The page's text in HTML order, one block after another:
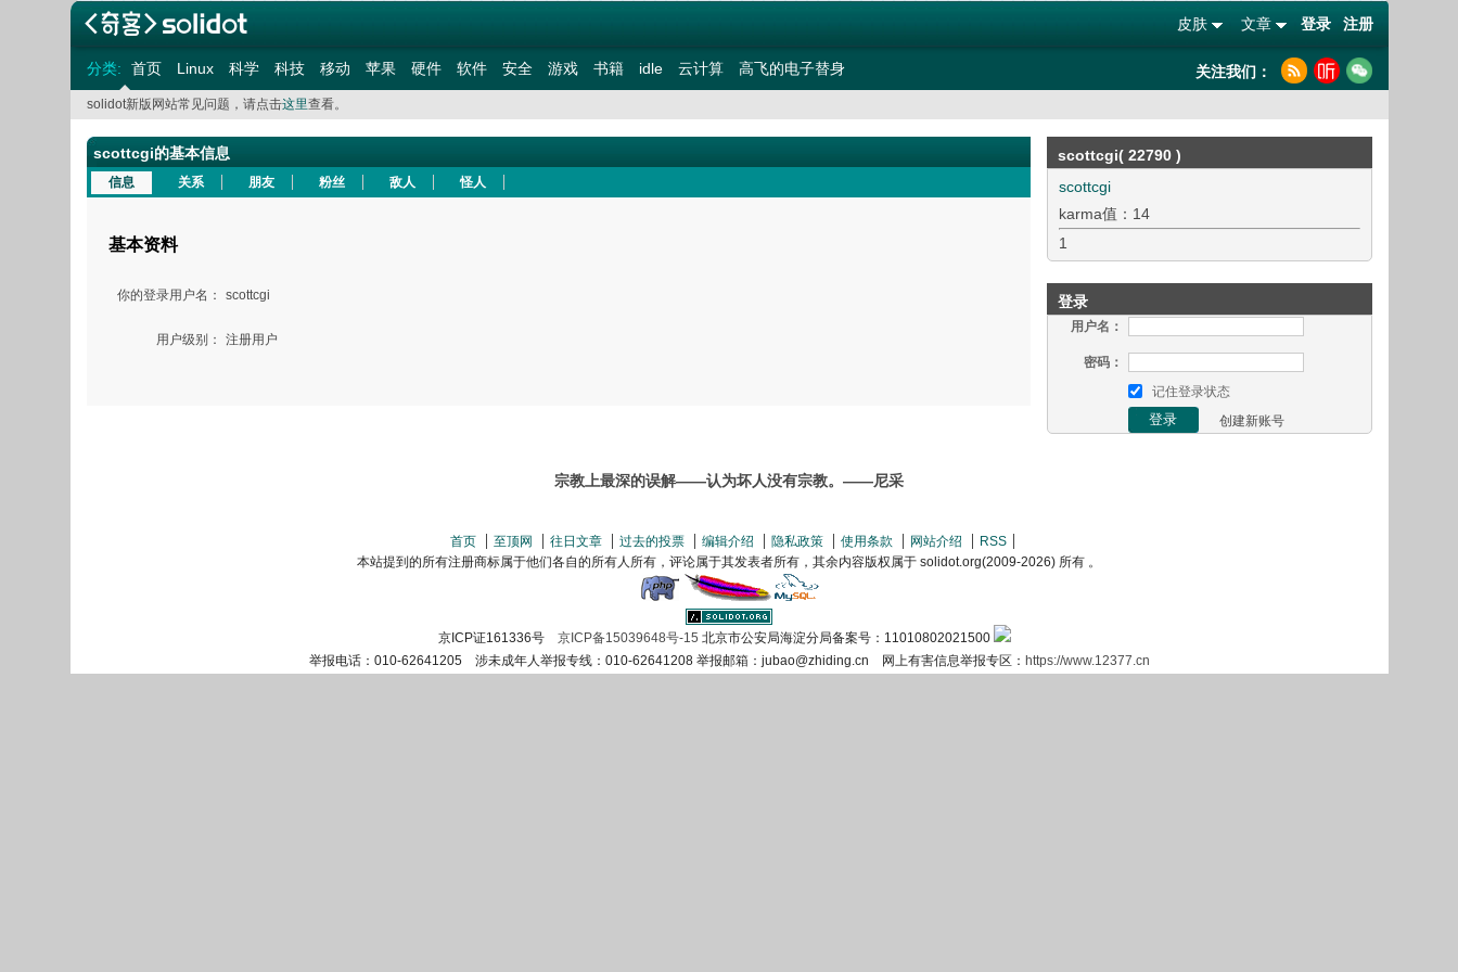
登录 注册
文章
皮肤
分类: 首页 Linux 科学 科技 移动 苹果 硬件 软件 安全 游戏 书籍 idle 云计算 高飞的电子替身 关注我们：
solidot新版网站常见问题，请点击这里查看。
scottcgi( 22790 )
scottcgi
karma值：14
1
登录
用户名：
密码：
记住登录状态
创建新账号
scottcgi的基本信息
信息 关系 朋友 粉丝 敌人 怪人
基本资料
你的登录用户名： scottcgi
用户级别： 注册用户
宗教上最深的误解——认为坏人没有宗教。——尼采
首页 至顶网 往日文章 过去的投票 编辑介绍 隐私政策 使用条款 网站介绍
RSS
本站提到的所有注册商标属于他们各自的所有人所有，评论属于其发表者所有，其余内容版权属于 solidot.org(2009-2026) 所有 。
京ICP证161336号 京ICP备15039648号-15 北京市公安局海淀分局备案号：11010802021500
举报电话：010-62641205 涉未成年人举报专线：010-62641208 举报邮箱：jubao@zhiding.cn 网上有害信息举报专区： https://www.12377.cn